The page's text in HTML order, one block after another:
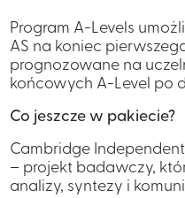
Program A-Levels
AS na koniec
prognozowane na
końcowych A-Level po
Co jeszcze w pakiecie?
Cambridge
– projekt badawczy,
analizy, syntezy i